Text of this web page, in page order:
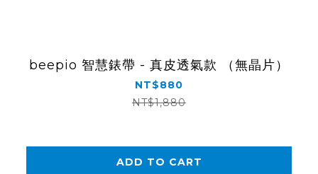
beepio 智慧錶帶 - 真皮透氣款 （無晶片）
NT$880
NT$1,880
ADD TO CART